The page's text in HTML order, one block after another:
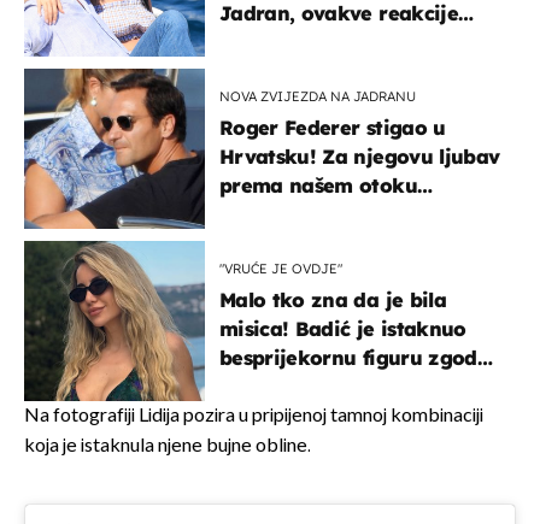
Jadran, ovakve reakcije
NOVA ZVIJEZDA NA JADRANU
Roger Federer stigao u
Hrvatsku! Za njegovu ljubav
prema našem otoku
"VRUĆE JE OVDJE"
Malo tko zna da je bila
misica! Badić je istaknuo
besprijekornu figuru zgodne
Na fotografiji Lidija pozira u pripijenoj tamnoj kombinaciji
koja je istaknula njene bujne obline.